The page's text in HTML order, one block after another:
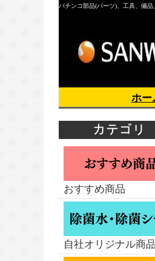
パチンコ部品(パーツ)、工具、備
ホー
おすすめ商品
自社オリジナル商品